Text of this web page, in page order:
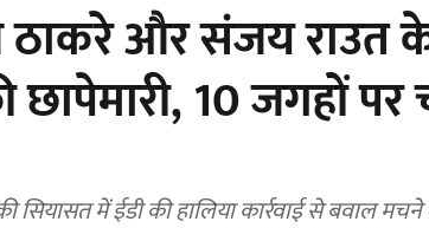
ठाकरे और संजय राउत
छापेमारी, 10 जगहों
सियासत में ईडी की हालिया कार्रवाई से बवाल